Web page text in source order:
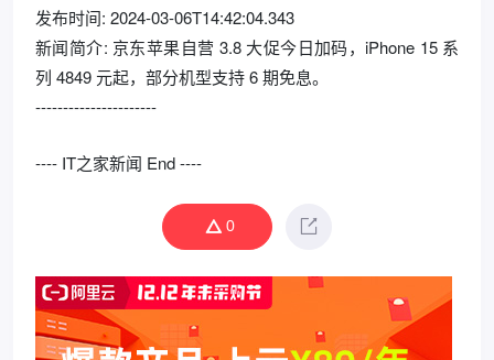
发布时间: 2024-03-06T14:42:04.343
新闻简介: 京东苹果自营 3.8 大促今日加码，iPhone 15 系
列 4849 元起，部分机型支持 6 期免息。
----------------------
---- IT之家新闻 End ----
0